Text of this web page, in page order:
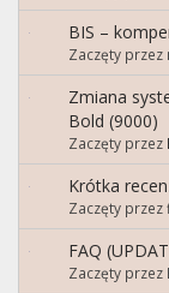
BIS –
Zaczęty
Zmiana
Bold (9000)
Zaczęty przez
Krótka
Zaczęty przez
FAQ
Zaczęty przez